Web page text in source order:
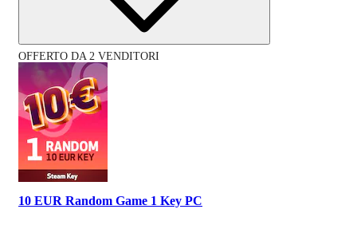
OFFERTO DA 2 VENDITORI
10 EUR Random Game 1 Key PC